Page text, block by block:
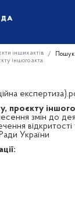
інших актів
Пошук
іншого акта
проєкту
змін до
відкритості
України